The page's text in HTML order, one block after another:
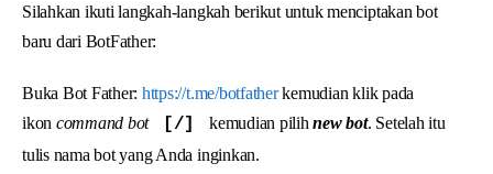
Silahkan ikuti langkah-langkah berikut untuk menciptakan bot
baru dari BotFather:
Buka Bot Father: https://t.me/botfatherkemudian klik pada
ikon command bot [/] kemudian pilihnew bot. Setelah itu
tulis nama bot yang Anda inginkan.